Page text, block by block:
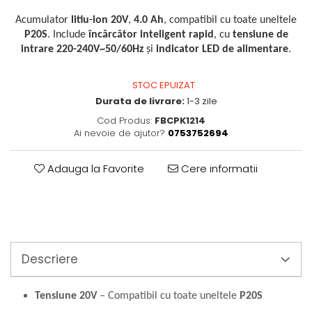
Lampi
Mașină de tocat carne
Oale și vase de gătit
Pistol pentru vopsit
Pompă, hidrofor
Accesorii rindele
Acumulator litiu-ion 20V, 4.0 Ah, compatibil cu toate uneltele
P20S. Includeîncărcător inteligent rapid, cu tensiune de
intrare 220-240V~50/60Hz și indicator LED de alimentare.
STOC EPUIZAT
Durata de livrare:1-3 zile
Cod Produs: FBCPK1214
Ai nevoie de ajutor? 0753752694
Adauga la Favorite Cere informatii
Descriere
Tensiune 20V – Compatibil cu toate uneltele P20S